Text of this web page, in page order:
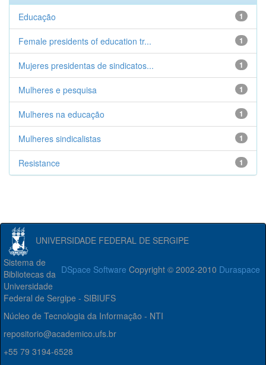
1
Educação
1
Female presidents of education tr...
1
Mujeres presidentas de sindicatos...
1
Mulheres e pesquisa
1
Mulheres na educação
1
Mulheres sindicalistas
1
Resistance
UNIVERSIDADE FEDERAL DE SERGIPE
DSpace Software Copyright © 2002-2010 Duraspace
Sistema de
Bibliotecas da
Universidade
Federal de Sergipe - SIBIUFS
Núcleo de Tecnologia da Informação - NTI
repositorio@academico.ufs.br
+55 79 3194-6528